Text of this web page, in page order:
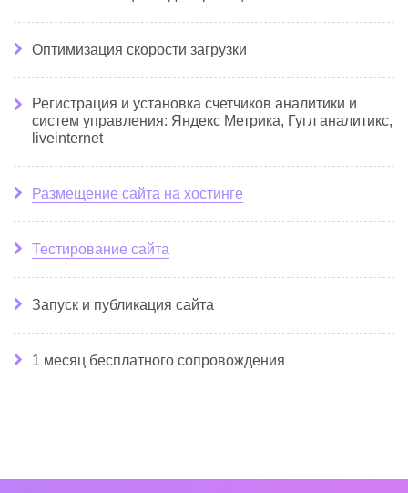
Оптимизация скорости загрузки
Регистрация и установка счетчиков аналитики и
систем управления: Яндекс Метрика, Гугл аналитикс,
liveinternet
Размещение сайта на хостинге
Тестирование сайта
Запуск и публикация сайта
1 месяц бесплатного сопровождения